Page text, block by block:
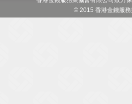
© 2015 香港金錢服